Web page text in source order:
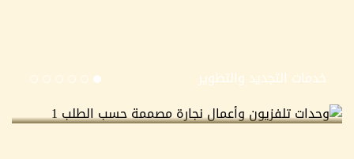
خدمات التجديد والتطوير